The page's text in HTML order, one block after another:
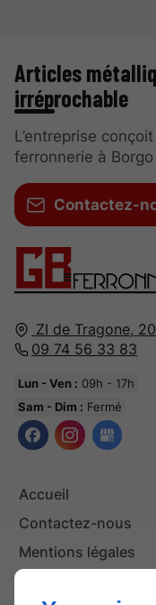
ZI de Tragone,
09 74 56 33 83
Lun - Ven : 09h - 17h
Sam - Dim : Fermé
Accueil
Contactez-nous
Mentions légales
Articles
irréprochable
L’entreprise
ferronnerie à
Contactez-